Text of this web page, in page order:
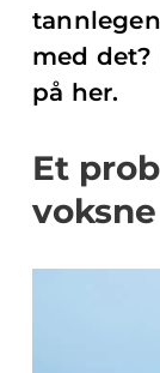
med
på her.
Et
voksne